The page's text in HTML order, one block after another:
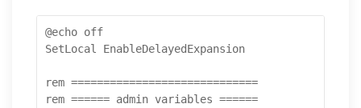
@echo off
SetLocal EnableDelayedExpansion
rem =============================
rem ====== admin variables ======